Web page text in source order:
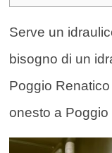
Serve un
bisogno di un
Poggio
onesto a Poggio